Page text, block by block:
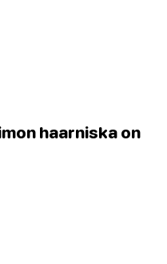
haarniska on